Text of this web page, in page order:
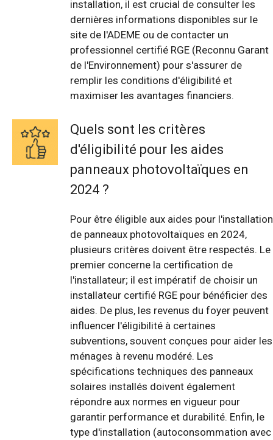
installation, il est crucial de consulter les
dernières informations disponibles sur le
site de l'ADEME ou de contacter un
professionnel certifié RGE (Reconnu Garant
de l'Environnement) pour s'assurer de
remplir les conditions d'éligibilité et
maximiser les avantages financiers.
Quels sont les critères
d'éligibilité pour les aides
panneaux photovoltaïques en
2024 ?
Pour être éligible aux aides pour l'installation
de panneaux photovoltaïques en 2024,
plusieurs critères doivent être respectés. Le
premier concerne la certification de
l'installateur; il est impératif de choisir un
installateur certifié RGE pour bénéficier des
aides. De plus, les revenus du foyer peuvent
influencer l'éligibilité à certaines
subventions, souvent conçues pour aider les
ménages à revenu modéré. Les
spécifications techniques des panneaux
solaires installés doivent également
répondre aux normes en vigueur pour
garantir performance et durabilité. Enfin, le
type d'installation (autoconsommation avec